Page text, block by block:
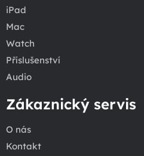
iPad
Mac
Watch
Příslušenství
Audio
Zákaznický servis
O nás
Kontakt